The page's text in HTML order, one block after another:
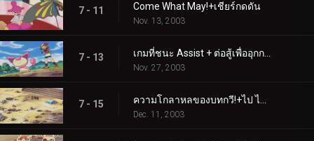
7 - 11 Come What May!+เชียร์กดดัน
Nov. 13, 2003
7 - 13
Nov. 27, 2003
7 - 15
Dec. 11, 2003